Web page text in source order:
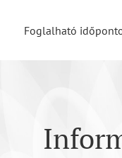
Foglalható